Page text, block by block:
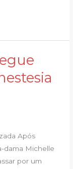
Após
dama Michelle
por um